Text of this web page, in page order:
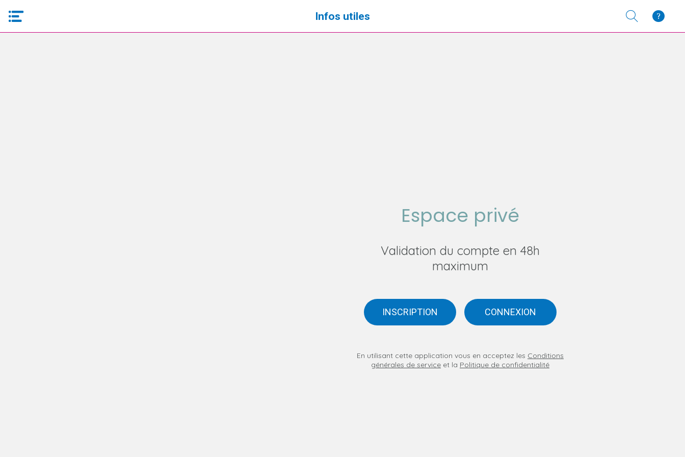
Infos utiles
Espace privé
Validation du compte en 48h
maximum
INSCRIPTION CONNEXION
En utilisant cette application vous en acceptez les Conditions
générales de service et la Politique de confidentialité